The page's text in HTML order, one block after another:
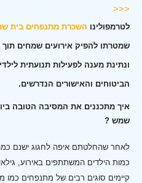
<<<
לטרמפולינו השכרת מתנפחים בית
שמטרתו להפיק אירועים שמחים
ונתינת מענה לפעילות תנועתית
הביטוחים והאישורים הנדרשים.
איך מתכננים את המסיבה הטובה
שמש ?
לאחר שהחלטתם איפה לחגוג ישנם
כמות הילדים המשתתפים באירוע,
קיימים סוגים רבים של מתנפחים כמו